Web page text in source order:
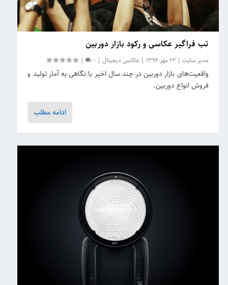
تب فراگیر عکاسی و رکود بازار دوربین
مدیر سایت |22 مهر 1396 |عکاسی دیجیتال |
0
|
واقعیت‌های بازار دوربین در چند سال اخیر با نگاهی به آمار تولید و
فروش انواع دوربین.
ادامه مطلب